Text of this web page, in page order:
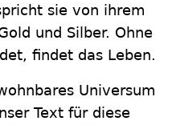
sie von ihrem
und Silber. Ohne
findet das Leben.
Universum
Text für diese